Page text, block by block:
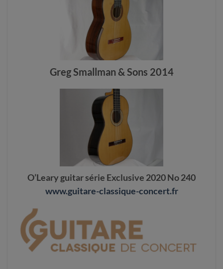
Greg Smallman & Sons 2014
O’Leary guitar série Exclusive 2020 No 240
www.guitare-classique-concert.fr